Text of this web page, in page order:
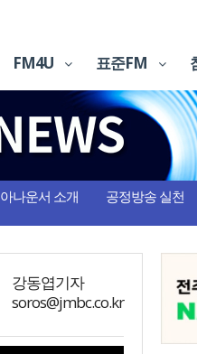
FM4U 표준FM
아나운서 소개 공정방송 실천
강동엽기자
soros@jmbc.co.kr